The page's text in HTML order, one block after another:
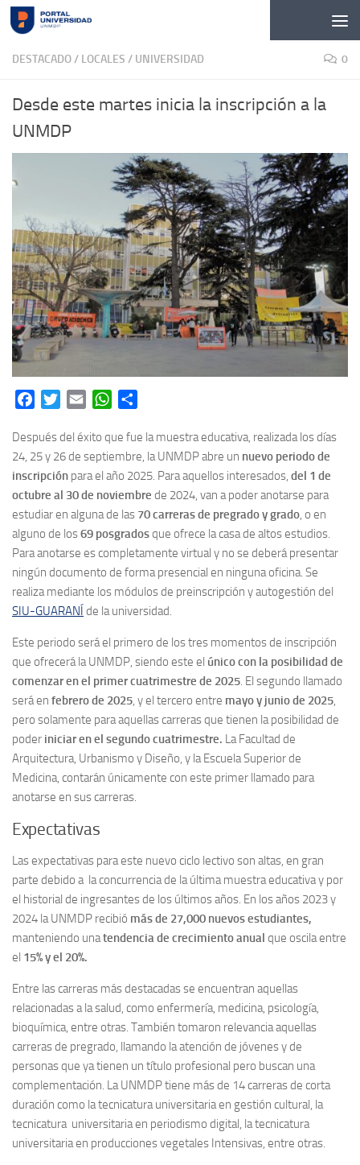
Skip to content
DESTACADO/ LOCALES / UNIVERSIDAD 0
Desde este martes inicia la inscripción a la
UNMDP
FacebookTwitterEmail WhatsApp
Después del éxito que fue la muestra educativa, realizada los días
24, 25 y 26 de septiembre, la UNMDP abre un nuevo periodo de
inscripción para el año 2025. Para aquellos interesados, del 1 de
octubre al 30 de noviembre de 2024, van a poder anotarse para
estudiar en alguna de las 70 carreras de pregrado y grado, o en
alguno de los69 posgradosque ofrece la casa de altos estudios.
Para anotarse es completamente virtual y no se deberá presentar
ningún documento de forma presencial en ninguna oficina. Se
realiza mediante los módulos de preinscripción y autogestión del
SIU-GUARANÍ de la universidad.
Este periodo será el primero de los tres momentos de inscripción
que ofrecerá la UNMDP, siendo este el único con la posibilidad de
comenzar en el primer cuatrimestre de 2025. El segundo llamado
será en febrero de 2025, y el tercero entre mayo y junio de 2025,
pero solamente para aquellas carreras que tienen la posibilidad de
poder iniciar en el segundo cuatrimestre. La Facultad de
Arquitectura, Urbanismo y Diseño, y la Escuela Superior de
Medicina, contarán únicamente con este primer llamado para
anotarse en sus carreras.
Expectativas
Las expectativas para este nuevo ciclo lectivo son altas, en gran
parte debido a la concurrencia de la última muestra educativa y por
el historial de ingresantes de los últimos años. En los años 2023 y
2024 la UNMDP recibió más de 27,000 nuevos estudiantes,
manteniendo unatendencia de crecimiento anual que oscila entre
el 15% y el 20%.
Entre las carreras más destacadas se encuentran aquellas
relacionadas a la salud, como enfermería, medicina, psicología,
bioquímica, entre otras. También tomaron relevancia aquellas
carreras de pregrado, llamando la atención de jóvenes y de
personas que ya tienen un título profesional pero buscan una
complementación. La UNMDP tiene más de 14 carreras de corta
duración como la tecnicatura universitaria en gestión cultural, la
tecnicatura universitaria en periodismo digital, la tecnicatura
universitaria en producciones vegetales Intensivas, entre otras.